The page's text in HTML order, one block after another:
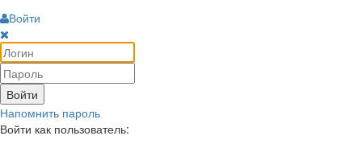
Войти
Войти
Напомнить пароль
Войти как пользователь: